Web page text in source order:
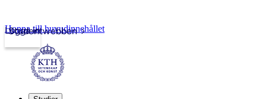
Studentwebben
Logga in
Hoppa till huvudinnehållet